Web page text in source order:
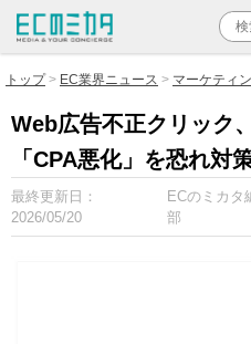
トップ EC業界ニュース マーケティ
Web広告不正クリック
「CPA悪化」を恐れ
最終更新日：
2026/05/20
ECのミカタ
部